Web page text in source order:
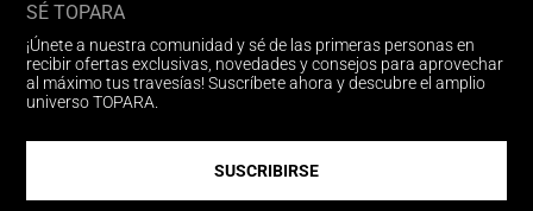
SÉ TOPARA
¡Únete a nuestra comunidad y sé de las primeras personas en
recibir ofertas exclusivas, novedades y consejos para aprovechar
al máximo tus travesías! Suscríbete ahora y descubre el amplio
universo TOPARA.
SUSCRIBIRSE